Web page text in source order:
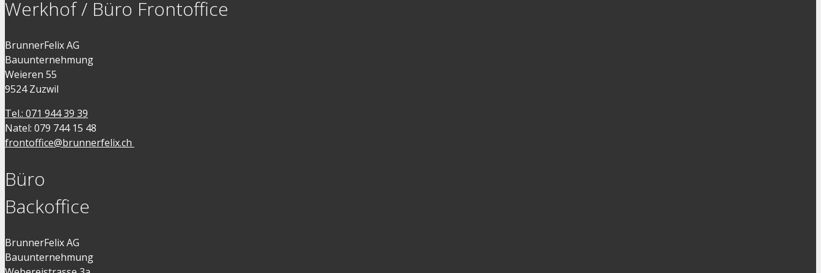
Werkhof / Büro Frontoffice
BrunnerFelix AG
Bauunternehmung
Weieren 55
9524 Zuzwil
Tel.: 071 944 39 39
Natel: 079 744 15 48
frontoffice@brunnerfelix.ch
Büro
Backoffice
BrunnerFelix AG
Bauunternehmung